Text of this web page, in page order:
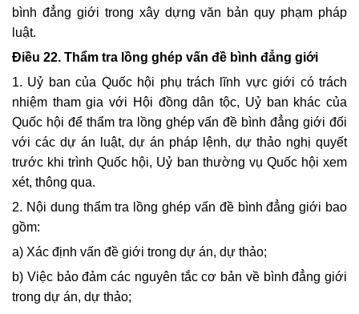
bình đẳng giới trong xây dựng văn bản quy phạm pháp
luật.
Điều 22. Thẩm tra lồng ghép vấn đề bình đẳng giới
1. Uỷ ban của Quốc hội phụ trách lĩnh vực giới có trách
nhiệm tham gia với Hội đồng dân tộc, Uỷ ban khác của
Quốc hội để thẩm tra lồng ghép vấn đề bình đẳng giới đối
với các dự án luật, dự án pháp lệnh, dự thảo nghị quyết
trước khi trình Quốc hội, Uỷ ban thường vụ Quốc hội xem
xét, thông qua.
2. Nội dung thẩm tra lồng ghép vấn đề bình đẳng giới bao
gồm:
a) Xác định vấn đề giới trong dự án, dự thảo;
b) Việc bảo đảm các nguyên tắc cơ bản về bình đẳng giới
trong dự án, dự thảo;